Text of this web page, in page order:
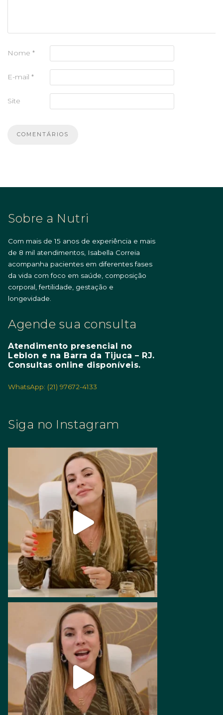
Nome *
E-mail *
Site
Sobre a Nutri
Com mais de 15 anos de experiência e mais
de 8 mil atendimentos, Isabella Correia
acompanha pacientes em diferentes fases
da vida com foco em saúde, composição
corporal, fertilidade, gestação e
longevidade.
Agende sua consulta
Atendimento presencial no
Leblon e na Barra da Tijuca – RJ.
Consultas online disponíveis.
WhatsApp: (21) 97672-4133
Siga no Instagram